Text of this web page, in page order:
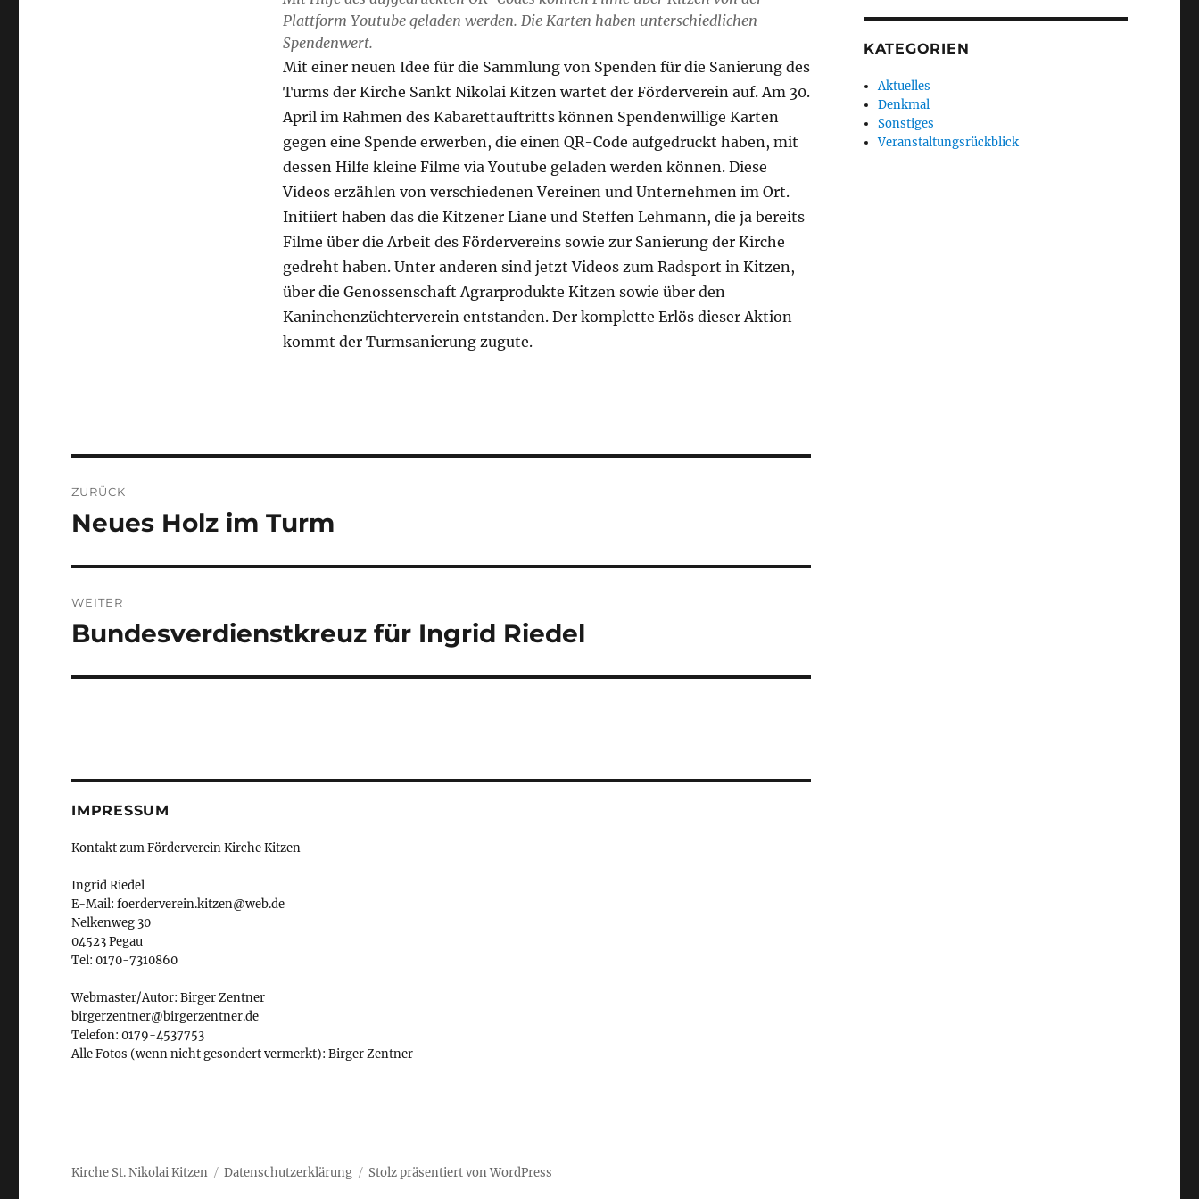
Plattform Youtube geladen werden. Die Karten haben unterschiedlichen
Spendenwert.
Mit einer neuen Idee für die Sammlung von Spenden für die Sanierung des
Turms der Kirche Sankt Nikolai Kitzen wartet der Förderverein auf. Am 30.
April im Rahmen des Kabarettauftritts können Spendenwillige Karten
gegen eine Spende erwerben, die einen QR-Code aufgedruckt haben, mit
dessen Hilfe kleine Filme via Youtube geladen werden können. Diese
Videos erzählen von verschiedenen Vereinen und Unternehmen im Ort.
Initiiert haben das die Kitzener Liane und Steffen Lehmann, die ja bereits
Filme über die Arbeit des Fördervereins sowie zur Sanierung der Kirche
gedreht haben. Unter anderen sind jetzt Videos zum Radsport in Kitzen,
über die Genossenschaft Agrarprodukte Kitzen sowie über den
Kaninchenzüchterverein entstanden. Der komplette Erlös dieser Aktion
kommt der Turmsanierung zugute.
ZURÜCK
Vorheriger
Neues Holz im Turm
WEITER
Nächster
Bundesverdienstkreuz für Ingrid Riedel
IMPRESSUM
Kontakt zum Förderverein Kirche Kitzen
Ingrid Riedel
E-Mail: foerderverein.kitzen@web.de
Nelkenweg 30
04523 Pegau
Tel: 0170-7310860
Webmaster/Autor: Birger Zentner
birgerzentner@birgerzentner.de
Telefon: 0179-4537753
Alle Fotos (wenn nicht gesondert vermerkt): Birger Zentner
KATEGORIEN
Aktuelles
Denkmal
Sonstiges
Veranstaltungsrückblick
Kirche St. Nikolai Kitzen Datenschutzerklärung Stolz präsentiert von WordPress